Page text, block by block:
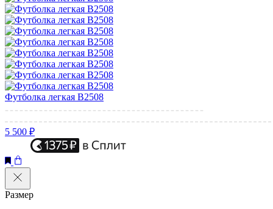
Футболка легкая B2508
5 500 ₽
Размер